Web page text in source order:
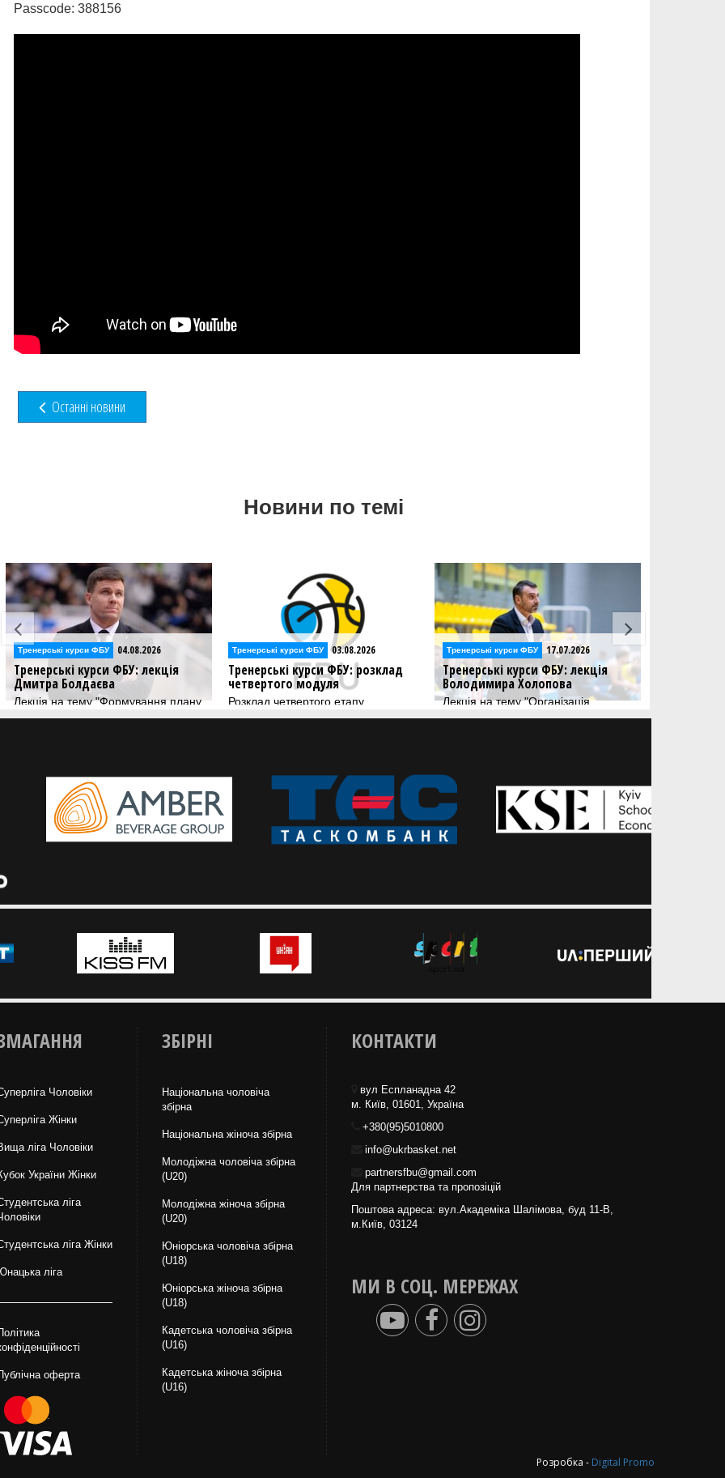
Passcode: 388156
Останні новини
Новини по темі
плану
до
Тренерські курси ФБУ
Тренерські курси ФБУ: розклад
четвертого модуля
Розклад четвертого етапу
Тренерські курси ФБУ 17.07.2026
Тренерські курси ФБУ: лекція
Володимира Холопова
Лекція на тему "Організація
Тренерські курси ФБУ 16.07.2026
Тренерські курси ФБУ: лекція
Олега Байрачного
Тема — "Психологічний профіль
Чоловіки
Жінки
лiга Чоловіки
України Жінки
ліга
ліга Жінки
ліга
оферта
ЗБІРНІ
Національна чоловіча
збірна
Національна жiноча збірна
Молодіжна чоловіча збірна
(U20)
Молодіжна жіноча збірна
(U20)
Юніорська чоловіча збірна
(U18)
Юніорська жіноча збірна
(U18)
Кадетська чоловіча збірна
(U16)
Кадетська жіноча збірна
(U16)
КОНТАКТИ
вул Еспланадна 42
м. Київ, 01601, Україна
+380(95)5010800
info@ukrbasket.net
partnersfbu@gmail.com
Для партнерства та пропозіцій
Поштова адреса: вул.Академіка Шалімова, буд 11-В,
м.Київ, 03124
МИ В СОЦ. МЕРЕЖАХ
Розробка - Digital Promo